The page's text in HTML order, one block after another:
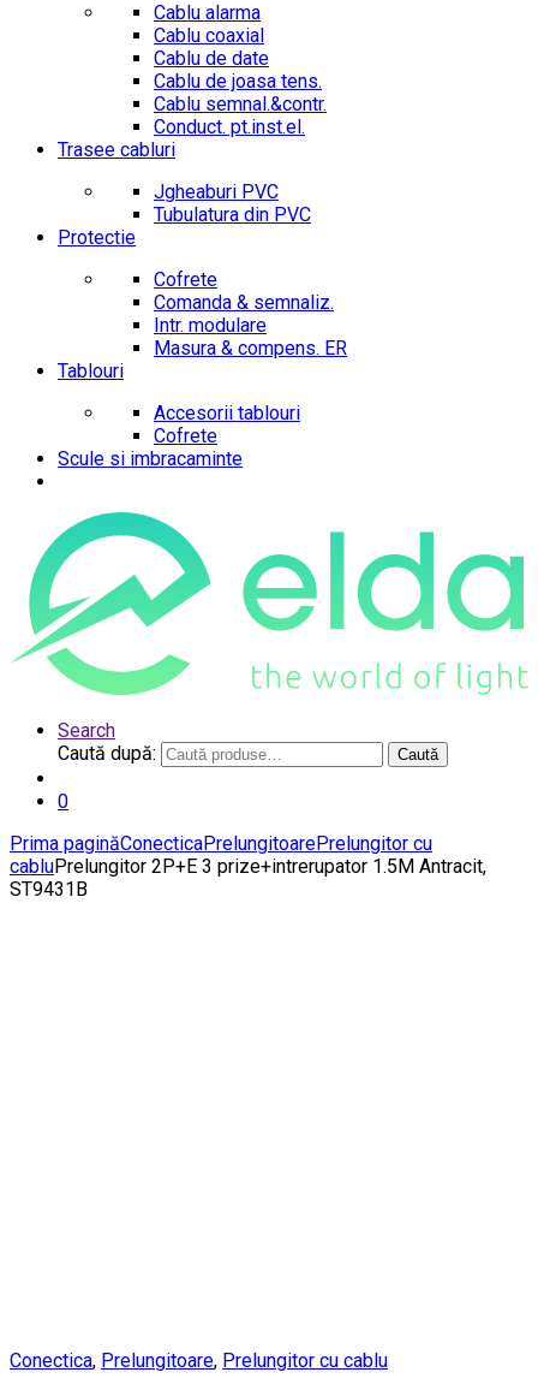
Cablu alarma
Cablu coaxial
Cablu de date
Cablu de joasa tens.
Cablu semnal.&contr.
Conduct. pt.inst.el.
Trasee cabluri
Jgheaburi PVC
Tubulatura din PVC
Protectie
Cofrete
Comanda & semnaliz.
Intr. modulare
Masura & compens. ER
Tablouri
Accesorii tablouri
Cofrete
Scule si imbracaminte
Search
Caută după:
Caută
0
Prima paginăConecticaPrelungitoarePrelungitor cu
cabluPrelungitor 2P+E 3 prize+intrerupator 1.5M Antracit,
ST9431B
Conectica, Prelungitoare, Prelungitor cu cablu